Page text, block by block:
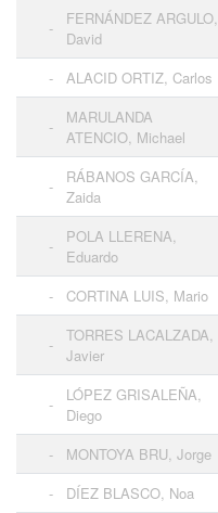
-
FERNÁNDEZ ARGULO,
David
- ALACID ORTIZ, Carlos
-
MARULANDA
ATENCIO, Michael
-
RÁBANOS GARCÍA,
Zaida
-
POLA LLERENA,
Eduardo
- CORTINA LUIS, Mario
-
TORRES LACALZADA,
Javier
-
LÓPEZ GRISALEÑA,
Diego
- MONTOYA BRU, Jorge
-
DÍEZ BLASCO, Noa